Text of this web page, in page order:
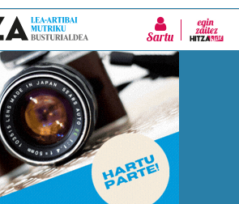
Sartu